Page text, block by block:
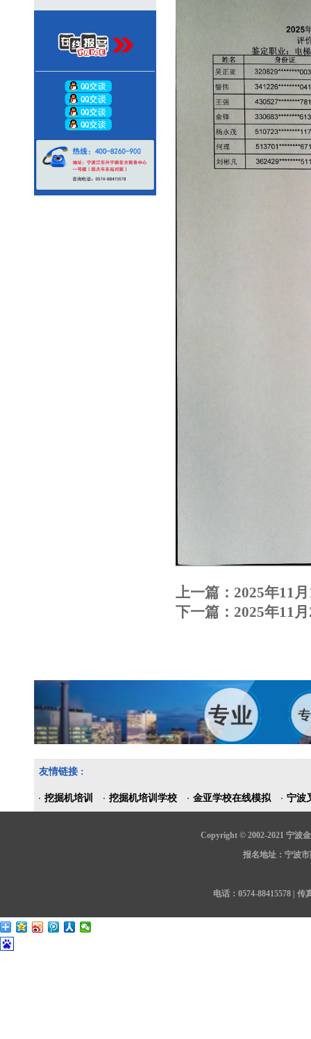
上一篇： 2025年11
下一篇： 2025年11
友情链接 :
挖掘机培训 挖掘机培训学校 金亚学校在线模拟 宁波
Copyright © 2002-2021 宁波
报名地址：宁波
电话：0574-88415578 | 传